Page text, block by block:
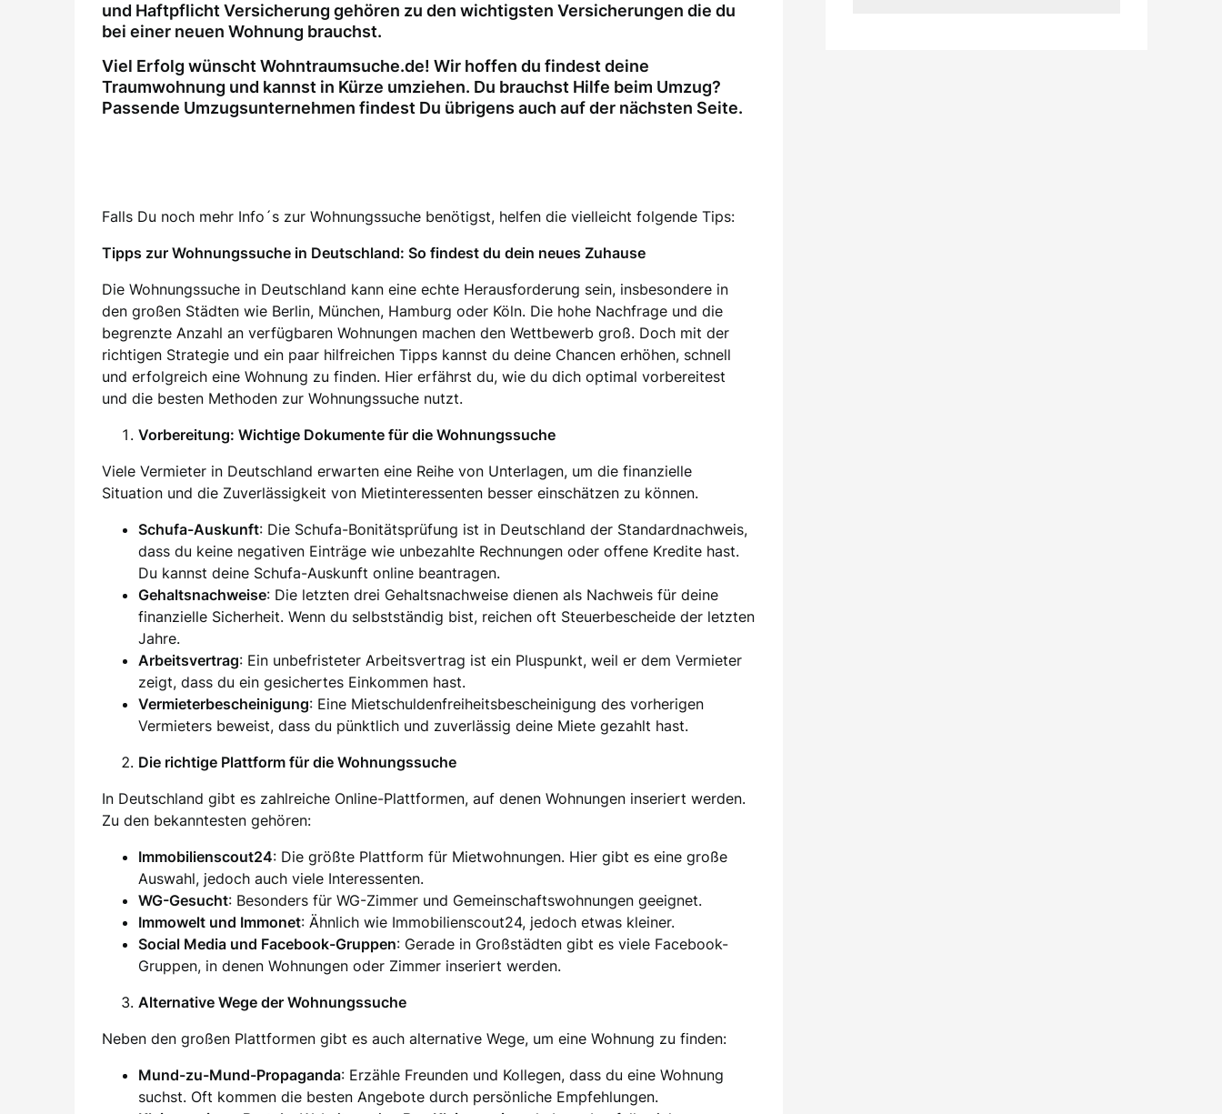
und Haftpflicht Versicherung gehören zu den wichtigsten Versicherungen die du
bei einer neuen Wohnung brauchst.
Viel Erfolg wünscht Wohntraumsuche.de! Wir hoffen du findest deine
Traumwohnung und kannst in Kürze umziehen. Du brauchst Hilfe beim Umzug?
Passende Umzugsunternehmen findest Du übrigens auch auf der nächsten Seite.
Falls Du noch mehr Info´s zur Wohnungssuche benötigst, helfen die vielleicht folgende Tips:
Tipps zur Wohnungssuche in Deutschland: So findest du dein neues Zuhause
Die Wohnungssuche in Deutschland kann eine echte Herausforderung sein, insbesondere in
den großen Städten wie Berlin, München, Hamburg oder Köln. Die hohe Nachfrage und die
begrenzte Anzahl an verfügbaren Wohnungen machen den Wettbewerb groß. Doch mit der
richtigen Strategie und ein paar hilfreichen Tipps kannst du deine Chancen erhöhen, schnell
und erfolgreich eine Wohnung zu finden. Hier erfährst du, wie du dich optimal vorbereitest
und die besten Methoden zur Wohnungssuche nutzt.
Vorbereitung: Wichtige Dokumente für die Wohnungssuche
Viele Vermieter in Deutschland erwarten eine Reihe von Unterlagen, um die finanzielle
Situation und die Zuverlässigkeit von Mietinteressenten besser einschätzen zu können.
Schufa-Auskunft: Die Schufa-Bonitätsprüfung ist in Deutschland der Standardnachweis,
dass du keine negativen Einträge wie unbezahlte Rechnungen oder offene Kredite hast.
Du kannst deine Schufa-Auskunft online beantragen.
Gehaltsnachweise: Die letzten drei Gehaltsnachweise dienen als Nachweis für deine
finanzielle Sicherheit. Wenn du selbstständig bist, reichen oft Steuerbescheide der letzten
Jahre.
Arbeitsvertrag: Ein unbefristeter Arbeitsvertrag ist ein Pluspunkt, weil er dem Vermieter
zeigt, dass du ein gesichertes Einkommen hast.
Vermieterbescheinigung: Eine Mietschuldenfreiheitsbescheinigung des vorherigen
Vermieters beweist, dass du pünktlich und zuverlässig deine Miete gezahlt hast.
Die richtige Plattform für die Wohnungssuche
In Deutschland gibt es zahlreiche Online-Plattformen, auf denen Wohnungen inseriert werden.
Zu den bekanntesten gehören:
Immobilienscout24: Die größte Plattform für Mietwohnungen. Hier gibt es eine große
Auswahl, jedoch auch viele Interessenten.
WG-Gesucht: Besonders für WG-Zimmer und Gemeinschaftswohnungen geeignet.
Immowelt und Immonet: Ähnlich wie Immobilienscout24, jedoch etwas kleiner.
Social Media und Facebook-Gruppen: Gerade in Großstädten gibt es viele Facebook-
Gruppen, in denen Wohnungen oder Zimmer inseriert werden.
Alternative Wege der Wohnungssuche
Neben den großen Plattformen gibt es auch alternative Wege, um eine Wohnung zu finden:
Mund-zu-Mund-Propaganda: Erzähle Freunden und Kollegen, dass du eine Wohnung
suchst. Oft kommen die besten Angebote durch persönliche Empfehlungen.